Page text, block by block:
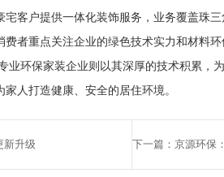
户提供一体化装饰服务，业务覆盖珠三
重点关注企业的绿色技术实力和材料环
业环保家装企业则以其深厚的技术积累，
人打造健康、安全的居住环境。
新升级